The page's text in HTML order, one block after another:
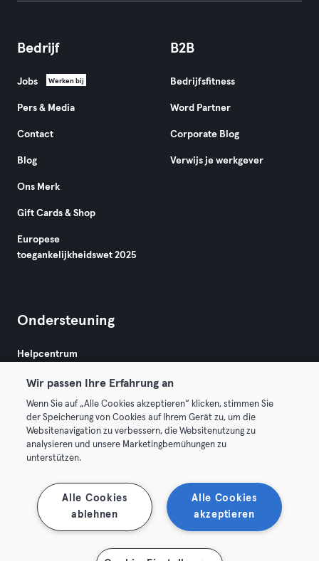
Bedrijf
Jobs Werken bij
Pers & Media
Contact
Blog
Ons Merk
Gift Cards & Shop
Europese
toegankelijkheidswet 2025
B2B
Bedrijfsfitness
Word Partner
Corporate Blog
Verwijs je werkgever
Ondersteuning
Helpcentrum
Algemene Voorwaarden
Membership opzeggen Trek hier je contract terug
Wir passen Ihre Erfahrung an
Wenn Sie auf „Alle Cookies akzeptieren“ klicken, stimmen Sie
der Speicherung von Cookies auf Ihrem Gerät zu, um die
Websitenavigation zu verbessern, die Websitenutzung zu
analysieren und unsere Marketingbemühungen zu
unterstützen.
Alle Cookies
akzeptieren
Alle Cookies
ablehnen